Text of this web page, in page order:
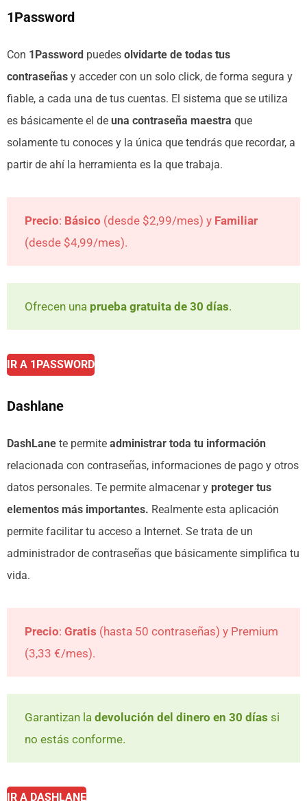
1Password
Con 1Password puedes olvidarte de todas tus
contraseñas y acceder con un solo click, de forma segura y
fiable, a cada una de tus cuentas. El sistema que se utiliza
es básicamente el de una contraseña maestra que
solamente tu conoces y la única que tendrás que recordar, a
partir de ahí la herramienta es la que trabaja.
Precio: Básico (desde $2,99/mes) y Familiar
(desde $4,99/mes).
Ofrecen una prueba gratuita de 30 días.
IR A 1PASSWORD
Dashlane
DashLane te permite administrar toda tu información
relacionada con contraseñas, informaciones de pago y otros
datos personales. Te permite almacenar y proteger tus
elementos más importantes. Realmente esta aplicación
permite facilitar tu acceso a Internet. Se trata de un
administrador de contraseñas que básicamente simplifica tu
vida.
Precio: Gratis (hasta 50 contraseñas) y Premium
(3,33 €/mes).
Garantizan la devolución del dinero en 30 días si
no estás conforme.
IR A DASHLANE